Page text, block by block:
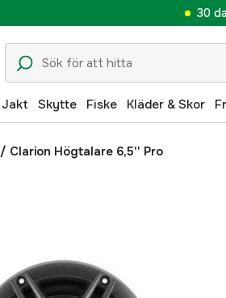
30
Jakt Skytte Fiske Kläder & Skor
/ Clarion Högtalare 6,5'' Pro